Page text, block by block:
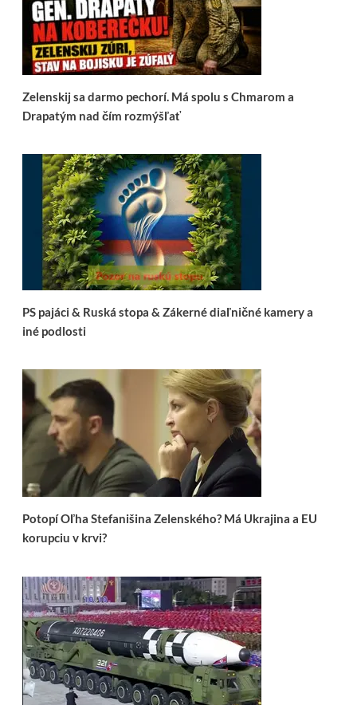
Zelenskij sa darmo pechorí. Má spolu s Chmarom a
Drapatým nad čím rozmýšľať
PS pajáci & Ruská stopa & Zákerné diaľničné kamery a
iné podlosti
Potopí Oľha Stefanišina Zelenského? Má Ukrajina a EU
korupciu v krvi?